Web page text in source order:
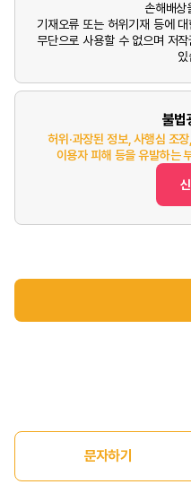
손해배상
기재오류 또는 허위기재 등에
무단으로 사용할 수 없으며 저
불법
허위·과장된 정보, 사행심 조
이용자 피해 등을 유발하는
문자하기
홈 구인정보